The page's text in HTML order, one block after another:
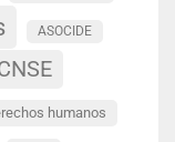
ASOCIDE
humanos